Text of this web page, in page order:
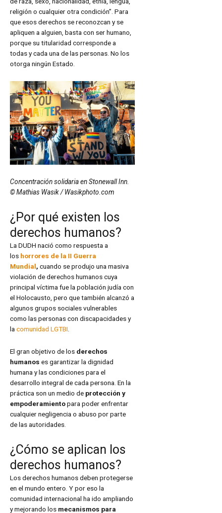
religión o cualquier otra condición”. Para
que esos derechos se reconozcan y se
apliquen a alguien, basta con ser humano,
porque su titularidad corresponde a
todas y cada una de las personas. No los
otorga ningún Estado.
Concentración solidaria en Stonewall Inn.
© Mathias Wasik / Wasikphoto.com
¿Por qué existen los
derechos humanos?
La DUDH nació como respuesta a
los horrores de la II Guerra
Mundial, cuando se produjo una masiva
violación de derechos humanos cuya
principal víctima fue la población judía con
el Holocausto, pero que también alcanzó a
algunos grupos sociales vulnerables
como las personas con discapacidades y
lacomunidad LGTBI.
El gran objetivo de los derechos
humanos es garantizar la dignidad
humana y las condiciones para el
desarrollo integral de cada persona. En la
práctica son un medio de protección y
empoderamientopara poder enfrentar
cualquier negligencia o abuso por parte
de las autoridades.
¿Cómo se aplican los
derechos humanos?
Los derechos humanos deben protegerse
en el mundo entero. Y por eso la
comunidad internacional ha ido ampliando
y mejorando los mecanismos para